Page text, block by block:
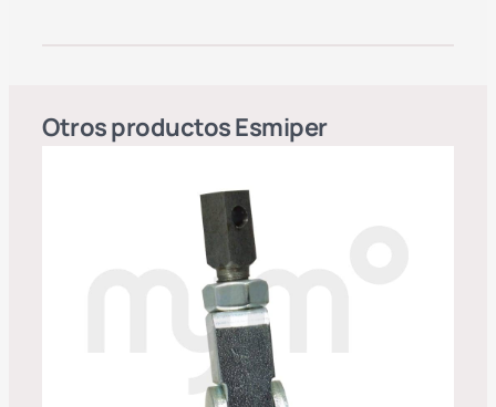
Otros productosEsmiper